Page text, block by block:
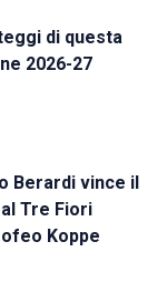
di questa
2026-27
Berardi vince il
Tre Fiori
Koppe